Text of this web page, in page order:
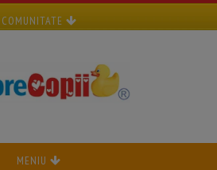
COMUNITATE
MENIU